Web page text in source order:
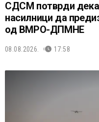
СДСМ потврди
насилници да
од ВМРО-ДПМНЕ
08.08.2026. 17:58